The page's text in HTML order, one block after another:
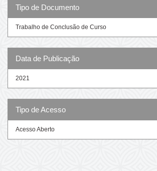
Tipo de Documento
Trabalho de Conclusão de Curso
Data de Publicação
2021
Tipo de Acesso
Acesso Aberto